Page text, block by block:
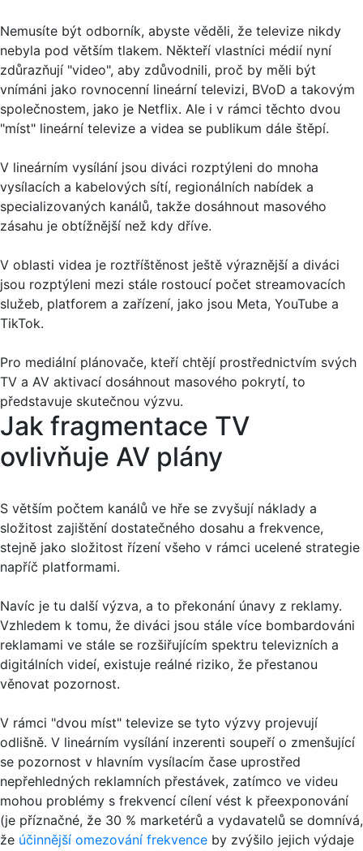
Nemusíte být odborník, abyste věděli, že televize nikdy
nebyla pod větším tlakem. Někteří vlastníci médií nyní
zdůrazňují "video", aby zdůvodnili, proč by měli být
vnímáni jako rovnocenní lineární televizi, BVoD a takovým
společnostem, jako je Netflix. Ale i v rámci těchto dvou
"míst" lineární televize a videa se publikum dále štěpí.
V lineárním vysílání jsou diváci rozptýleni do mnoha
vysílacích a kabelových sítí, regionálních nabídek a
specializovaných kanálů, takže dosáhnout masového
zásahu je obtížnější než kdy dříve.
V oblasti videa je roztříštěnost ještě výraznější a diváci
jsou rozptýleni mezi stále rostoucí počet streamovacích
služeb, platforem a zařízení, jako jsou Meta, YouTube a
TikTok.
Pro mediální plánovače, kteří chtějí prostřednictvím svých
TV a AV aktivací dosáhnout masového pokrytí, to
představuje skutečnou výzvu.
Jak fragmentace TV
ovlivňuje AV plány
S větším počtem kanálů ve hře se zvyšují náklady a
složitost zajištění dostatečného dosahu a frekvence,
stejně jako složitost řízení všeho v rámci ucelené strategie
napříč platformami.
Navíc je tu další výzva, a to překonání únavy z reklamy.
Vzhledem k tomu, že diváci jsou stále více bombardováni
reklamami ve stále se rozšiřujícím spektru televizních a
digitálních videí, existuje reálné riziko, že přestanou
věnovat pozornost.
V rámci "dvou míst" televize se tyto výzvy projevují
odlišně. V lineárním vysílání inzerenti soupeří o zmenšující
se pozornost v hlavním vysílacím čase uprostřed
nepřehledných reklamních přestávek, zatímco ve videu
mohou problémy s frekvencí cílení vést k přeexponování
(je příznačné, že 30 % marketérů a vydavatelů se domnívá,
že účinnější omezování frekvence by zvýšilo jejich výdaje